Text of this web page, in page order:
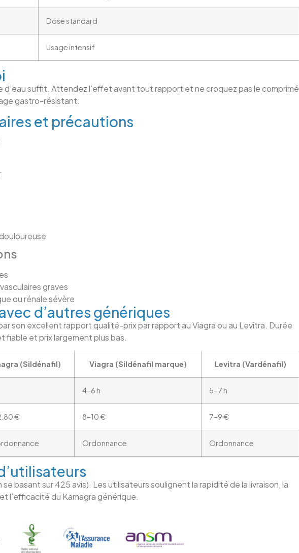
Dose standard
Usage intensif
d’eau suffit. Attendez l’effet avant tout rapport et ne croquez pas le comprimé
gastro-résistant.
et précautions
graves
ou rénale sévère
d’autres génériques
son excellent rapport qualité-prix par rapport au Viagra ou au Levitra. Durée
fiable et prix largement plus bas.
(Sildénafil) Viagra (Sildénafil marque) Levitra (Vardénafil)
4–6 h 5–7 h
€ 8–10 € 7–9 €
Ordonnance Ordonnance
basant sur 425 avis). Les utilisateurs soulignent la rapidité de la livraison, la
l’efficacité du Kamagra générique.